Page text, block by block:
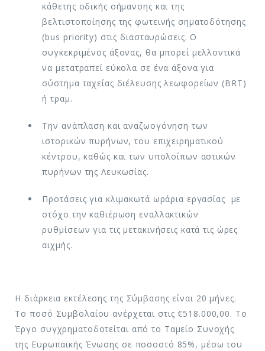
κάθετης οδικής σήμανσης και της
βελτιστοποίησης της φωτεινής σηματοδότησης
(bus priority) στις διασταυρώσεις. Ο
συγκεκριμένος άξονας, θα μπορεί μελλοντικά
να μετατραπεί εύκολα σε ένα άξονα για
σύστημα ταχείας διέλευσης λεωφορείων (BRT)
ή τραμ.
Την ανάπλαση και αναζωογόνηση των
ιστορικών πυρήνων, του επιχειρηματικού
κέντρου, καθώς και των υπολοίπων αστικών
πυρήνων της Λευκωσίας.
Προτάσεις για κλιμακωτά ωράρια εργασίας με
στόχο την καθιέρωση εναλλακτικών
ρυθμίσεων για τις μετακινήσεις κατά τις ώρες
αιχμής.
Η διάρκεια εκτέλεσης της Σύμβασης είναι 20 μήνες.
Το ποσό Συμβολαίου ανέρχεται στις €518.000,00. Το
Έργο συγχρηματοδοτείται από το Ταμείο Συνοχής
της Ευρωπαϊκής Ένωσης σε ποσοστό 85%, μέσω του